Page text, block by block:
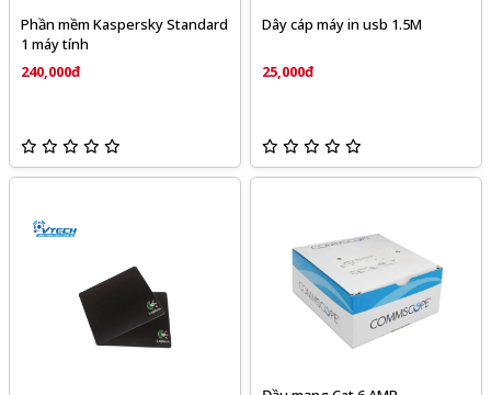
Phần mềm Kaspersky Standard
1 máy tính
240,000đ
Dây cáp máy in usb 1.5M
25,000đ